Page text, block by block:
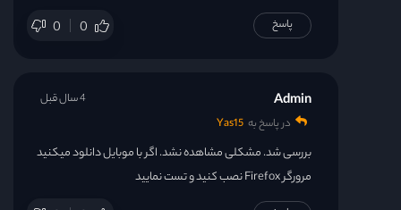
0 0 پاسخ
Admin
در پاسخ به Yas15
بررسی شد. مشکلی مشاهده نشد. اگر با موبایل دانلود میکنید
مرورگر Firefox نصب کنید و تست نمایید
4 سال قبل